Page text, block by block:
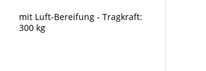
mit Luft-Bereifung - Tragkraft:
300 kg